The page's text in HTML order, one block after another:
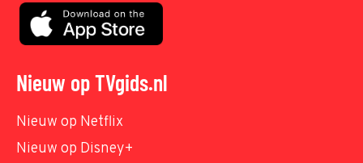
Nieuw op TVgids.nl
Nieuw op Netflix
Nieuw op Disney+